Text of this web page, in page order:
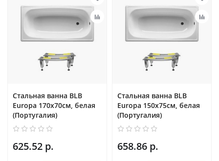
Стальная ванна BLB
Europa 170x70см, белая
(Португалия)
625.52 р.
Стальная ванна BLB
Europa 150x75см, белая
(Португалия)
658.86 р.